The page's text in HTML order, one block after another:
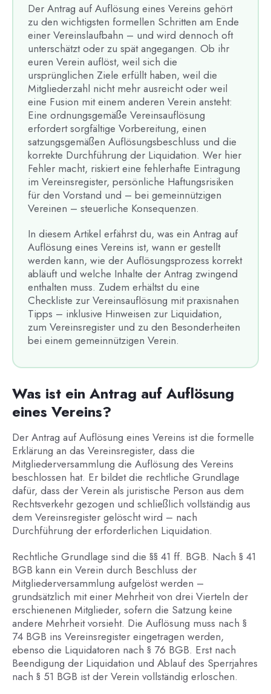
Der Antrag auf Auflösung eines Vereins gehört
zu den wichtigsten formellen Schritten am Ende
einer Vereinslaufbahn – und wird dennoch oft
unterschätzt oder zu spät angegangen. Ob ihr
euren Verein auflöst, weil sich die
ursprünglichen Ziele erfüllt haben, weil die
Mitgliederzahl nicht mehr ausreicht oder weil
eine Fusion mit einem anderen Verein ansteht:
Eine ordnungsgemäße Vereinsauflösung
erfordert sorgfältige Vorbereitung, einen
satzungsgemäßen Auflösungsbeschluss und die
korrekte Durchführung der Liquidation. Wer hier
Fehler macht, riskiert eine fehlerhafte Eintragung
im Vereinsregister, persönliche Haftungsrisiken
für den Vorstand und – bei gemeinnützigen
Vereinen – steuerliche Konsequenzen.
In diesem Artikel erfährst du, was ein Antrag auf
Auflösung eines Vereins ist, wann er gestellt
werden kann, wie der Auflösungsprozess korrekt
abläuft und welche Inhalte der Antrag zwingend
enthalten muss. Zudem erhältst du eine
Checkliste zur Vereinsauflösung mit praxisnahen
Tipps – inklusive Hinweisen zur Liquidation,
zum Vereinsregister und zu den Besonderheiten
bei einem gemeinnützigen Verein.
Was ist ein Antrag auf Auflösung
eines Vereins?
Der Antrag auf Auflösung eines Vereins ist die formelle
Erklärung an das Vereinsregister, dass die
Mitgliederversammlung die Auflösung des Vereins
beschlossen hat. Er bildet die rechtliche Grundlage
dafür, dass der Verein als juristische Person aus dem
Rechtsverkehr gezogen und schließlich vollständig aus
dem Vereinsregister gelöscht wird – nach
Durchführung der erforderlichen Liquidation.
Rechtliche Grundlage sind die §§ 41 ff. BGB. Nach § 41
BGB kann ein Verein durch Beschluss der
Mitgliederversammlung aufgelöst werden –
grundsätzlich mit einer Mehrheit von drei Vierteln der
erschienenen Mitglieder, sofern die Satzung keine
andere Mehrheit vorsieht. Die Auflösung muss nach §
74 BGB ins Vereinsregister eingetragen werden,
ebenso die Liquidatoren nach § 76 BGB. Erst nach
Beendigung der Liquidation und Ablauf des Sperrjahres
nach § 51 BGB ist der Verein vollständig erloschen.